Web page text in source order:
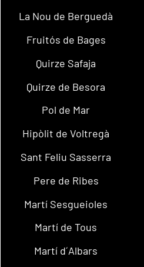
La Nou de Berguedà
Fruitós de Bages
Quirze Safaja
Quirze de Besora
Pol de Mar
Hipòlit de Voltregà
Sant Feliu Sasserra
Pere de Ribes
Martí Sesgueioles
Martí de Tous
Martí d´Albars